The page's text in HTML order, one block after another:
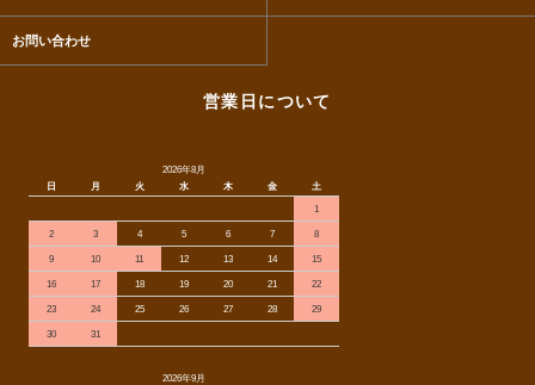
お問い合わせ
営業日について
2026年8月
日
月 火 水 木 金
土
1
2 3 4 5 6 7 8
9 10 11 12 13 14 15
16 17 18 19 20 21 22
23 24 25 26 27 28 29
30 31
2026年9月